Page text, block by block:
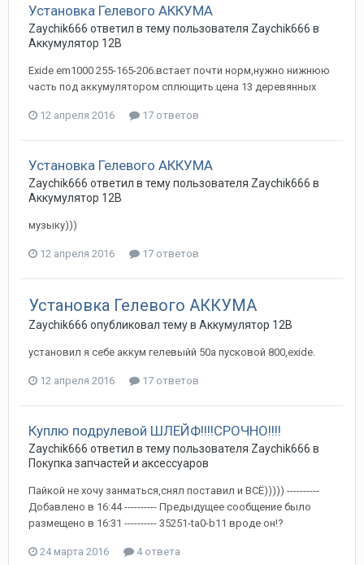
Установка Гелевого АККУМА
Zaychik666 ответил в тему пользователя Zaychik666 в
Аккумулятор 12В
Exide em1000 255-165-206.встает почти норм,нужно нижнюю
часть под аккумулятором сплющить.цена 13 деревянных
12 апреля 2016 17 ответов
Установка Гелевого АККУМА
Zaychik666 ответил в тему пользователя Zaychik666 в
Аккумулятор 12В
музыку)))
12 апреля 2016 17 ответов
Установка Гелевого АККУМА
Zaychik666 опубликовал тему в Аккумулятор 12В
установил я себе аккум гелевыйй 50а пусковой 800,exide.
12 апреля 2016 17 ответов
Куплю подрулевой ШЛЕЙФ!!!!СРОЧНО!!!!
Zaychik666 ответил в тему пользователя Zaychik666 в
Покупка запчастей и аксессуаров
Пайкой не хочу занматься,снял поставил и ВСЁ))))) ----------
Добавлено в 16:44 ---------- Предыдущее сообщение было
размещено в 16:31 ---------- 35251-ta0-b11 вроде он!?
24 марта 2016 4 ответа